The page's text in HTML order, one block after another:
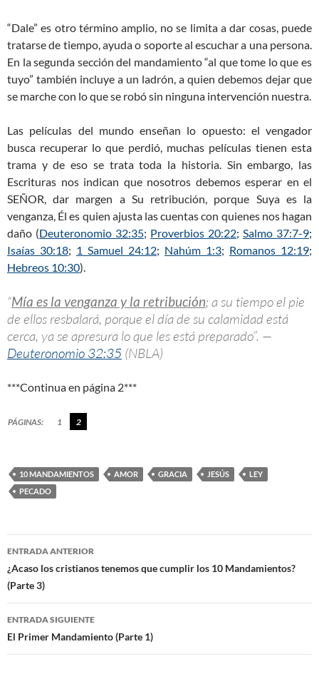
“Dale” es otro término amplio, no se limita a dar cosas, puede
tratarse de tiempo, ayuda o soporte al escuchar a una persona.
En la segunda sección del mandamiento “al que tome lo que es
tuyo” también incluye a un ladrón, a quien debemos dejar que
se marche con lo que se robó sin ninguna intervención nuestra.
Las películas del mundo enseñan lo opuesto: el vengador
busca recuperar lo que perdió, muchas películas tienen esta
trama y de eso se trata toda la historia. Sin embargo, las
Escrituras nos indican que nosotros debemos esperar en el
SEÑOR, dar margen a Su retribución, porque Suya es la
venganza, Él es quien ajusta las cuentas con quienes nos hagan
daño (Deuteronomio 32:35; Proverbios 20:22; Salmo 37:7-9;
Isaías 30:18; 1 Samuel 24:12; Nahúm 1:3; Romanos 12:19;
Hebreos 10:30).
“Mía es la venganza y la retribución; a su tiempo el pie
de ellos resbalará, porque el día de su calamidad está
cerca, ya se apresura lo que les está preparado”. —
Deuteronomio 32:35 (NBLA)
***Continua en página 2***
PÁGINAS: 1 2
10 MANDAMIENTOS AMOR GRACIA JESÚS
LEY
PECADO
Navegación
de
entradas
ENTRADA ANTERIOR
¿Acaso los cristianos tenemos que cumplir los 10 Mandamientos?
(Parte 3)
ENTRADA SIGUIENTE
El Primer Mandamiento (Parte 1)